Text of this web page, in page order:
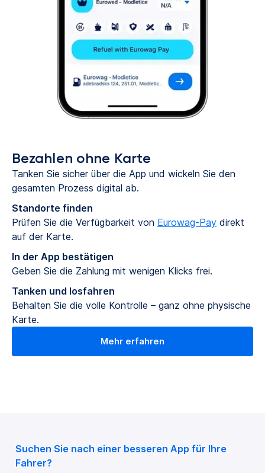
Bezahlen ohne Karte
Tanken Sie sicher über die App und wickeln Sie den
gesamten Prozess digital ab.
Standorte finden
Prüfen Sie die Verfügbarkeit von Eurowag-Pay direkt
auf der Karte.
In der App bestätigen
Geben Sie die Zahlung mit wenigen Klicks frei.
Tanken und losfahren
Behalten Sie die volle Kontrolle – ganz ohne physische
Karte.
Mehr erfahren
Suchen Sie nach einer besseren App für Ihre
Fahrer?